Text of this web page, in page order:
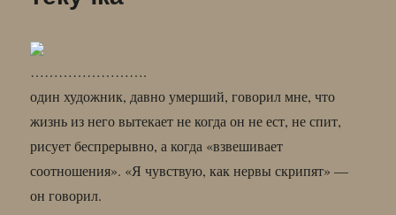
…………………….
один художник, давно умерший, говорил мне, что
жизнь из него вытекает не когда он не ест, не спит,
рисует беспрерывно, а когда «взвешивает
соотношения». «Я чувствую, как нервы скрипят» —
он говорил.